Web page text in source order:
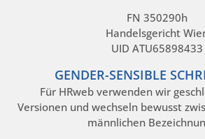
FN 350290h
Handelsgericht
UID ATU65898433
GENDER-SENSIBLE
Für HRweb verwenden wir
Versionen und wechseln bewusst
männlichen